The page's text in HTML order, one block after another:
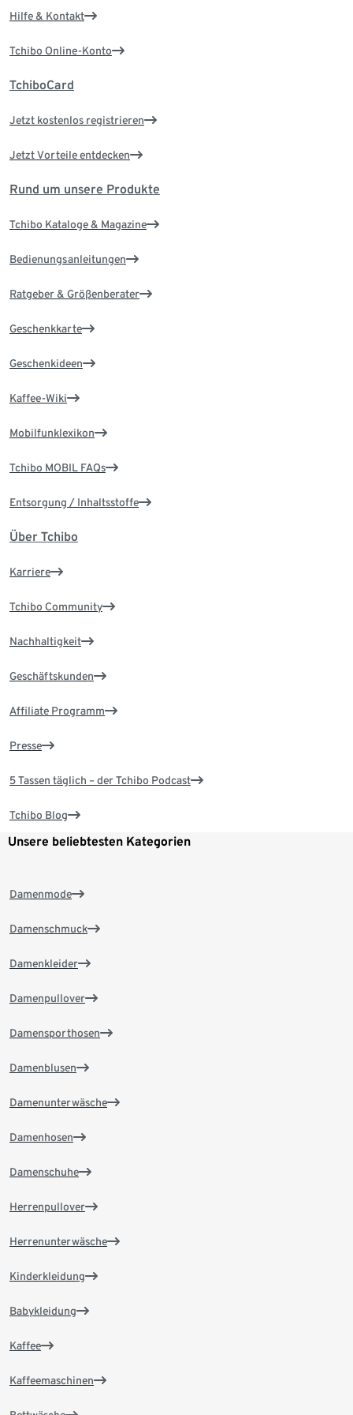
Hilfe & Kontakt
Tchibo Online-Konto
TchiboCard
Jetzt kostenlos registrieren
Jetzt Vorteile entdecken
Rund um unsere Produkte
Tchibo Kataloge & Magazine
Bedienungsanleitungen
Ratgeber & Größenberater
Geschenkkarte
Geschenkideen
Kaffee-Wiki
Mobilfunklexikon
Tchibo MOBIL FAQs
Entsorgung / Inhaltsstoffe
Über Tchibo
Karriere
Tchibo Community
Nachhaltigkeit
Geschäftskunden
Affiliate Programm
Presse
5 Tassen täglich – der Tchibo Podcast
Tchibo Blog
Unsere beliebtesten Kategorien
Damenmode
Damenschmuck
Damenkleider
Damenpullover
Damensporthosen
Damenblusen
Damenunterwäsche
Damenhosen
Damenschuhe
Herrenpullover
Herrenunterwäsche
Kinderkleidung
Babykleidung
Kaffee
Kaffeemaschinen